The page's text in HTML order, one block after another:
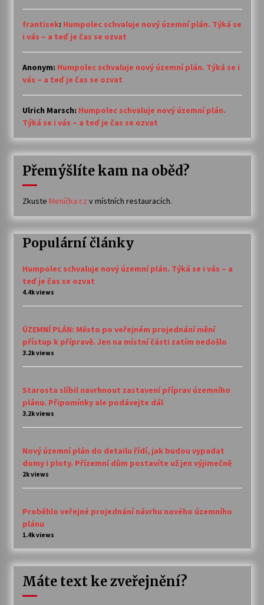
frantisek: Humpolec schvaluje nový územní plán. Týká se
i vás – a teď je čas se ozvat
Anonym: Humpolec schvaluje nový územní plán. Týká se i
vás – a teď je čas se ozvat
Ulrich Marsch: Humpolec schvaluje nový územní plán.
Týká se i vás – a teď je čas se ozvat
Přemýšlíte kam na oběd?
Zkuste Meníčka.cz v místních restauracích.
Populární články
Humpolec schvaluje nový územní plán. Týká se i vás – a
teď je čas se ozvat
4.4k views
ÚZEMNÍ PLÁN: Město po veřejném projednání mění
přístup k přípravě. Jen na místní části zatím nedošlo
3.2k views
Starosta slíbil navrhnout zastavení příprav územního
plánu. Připomínky ale podávejte dál
3.2k views
Nový územní plán do detailu řídí, jak budou vypadat
domy i ploty. Přízemní dům postavíte už jen výjimečně
2k views
Proběhlo veřejné projednání návrhu nového územního
plánu
1.4k views
Máte text ke zveřejnění?